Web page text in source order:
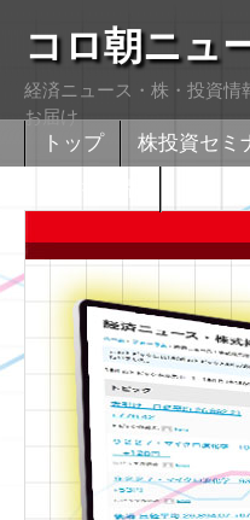
コロ朝ニュ
経済ニュース・株・投資情
お届け
トップ 株投資セミ